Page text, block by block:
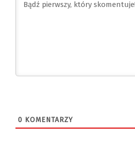
0 KOMENTARZY